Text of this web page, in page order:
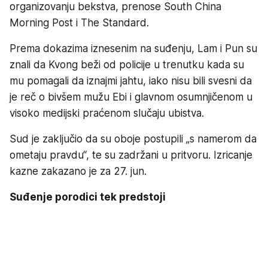
organizovanju bekstva, prenose South China
Morning Post i The Standard.
Prema dokazima iznesenim na suđenju, Lam i Pun su
znali da Kvong beži od policije u trenutku kada su
mu pomagali da iznajmi jahtu, iako nisu bili svesni da
je reč o bivšem mužu Ebi i glavnom osumnjičenom u
visoko medijski praćenom slučaju ubistva.
Sud je zaključio da su oboje postupili „s namerom da
ometaju pravdu“, te su zadržani u pritvoru. Izricanje
kazne zakazano je za 27. jun.
Suđenje porodici tek predstoji